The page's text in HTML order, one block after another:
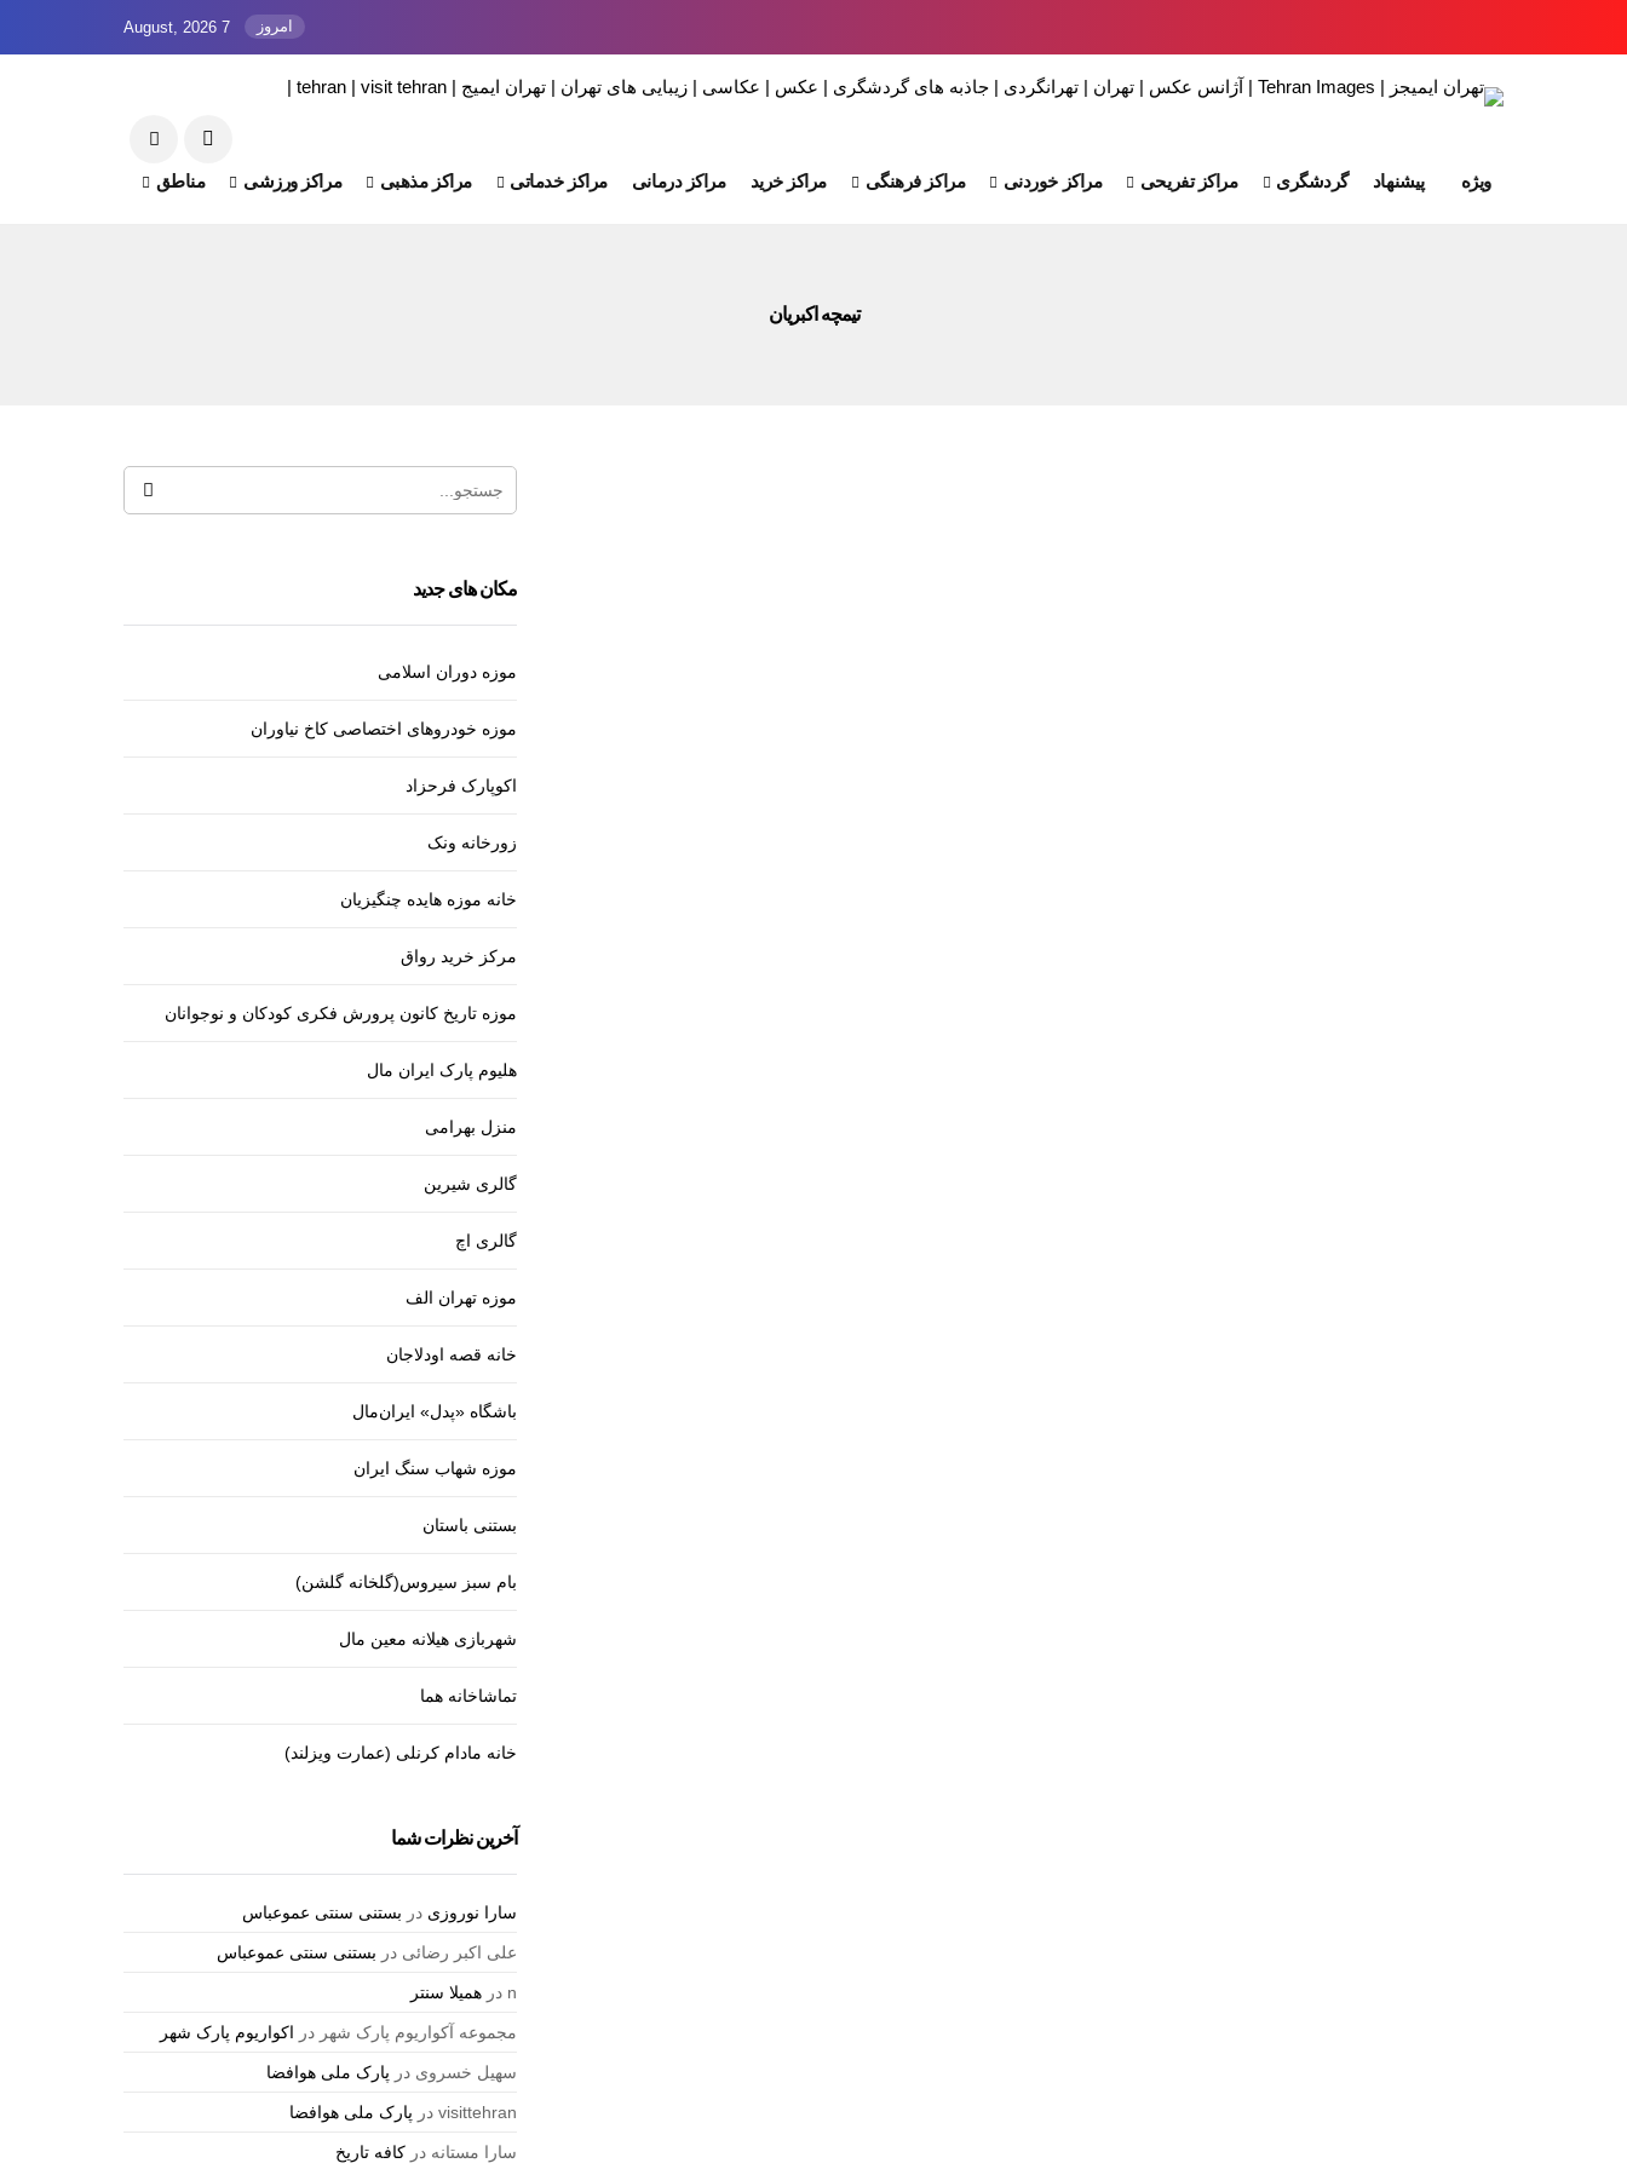
امروز 7 August, 2026
ویژه پیشنهاد گردشگری مراکز تفریحی مراکز خوردنی مراکز فرهنگی مراکز خرید مراکز درمانی مراکز خدماتی مراکز مذهبی مراکز ورزشی مناطق
تیمچه اکبریان
مکان های جدید
موزه دوران اسلامی
موزه خودروهای اختصاصی کاخ نیاوران
اکوپارک فرحزاد
زورخانه ونک
خانه موزه هایده چنگیزیان
مرکز خرید رواق
موزه تاریخ کانون پرورش فکری کودکان و نوجوانان
هلیوم پارک ایران مال
منزل بهرامی
گالری شیرین
گالری اچ
موزه تهران الف
خانه قصه اودلاجان
باشگاه «پدل» ایران‌مال
موزه شهاب سنگ ایران
بستنی باستان
بام سبز سیروس(گلخانه گلشن)
شهربازی هیلانه معین مال
تماشاخانه هما
خانه مادام کرنلی (عمارت ویزلند)
آخرین نظرات شما
سارا نوروزی در بستنی سنتی عموعباس
علی اکبر رضائی در بستنی سنتی عموعباس
n درهمیلا سنتر
مجموعه آکواریوم پارک شهر در اکواریوم پارک شهر
سهیل خسروی در پارک ملی هوافضا
visittehran در پارک ملی هوافضا
سارا مستانه درکافه تاریخ